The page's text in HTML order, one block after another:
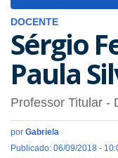
DOCENTE
Sérgio
Paula
Professor Titular -
por Gabriela
Publicado: 06/09/2018 -